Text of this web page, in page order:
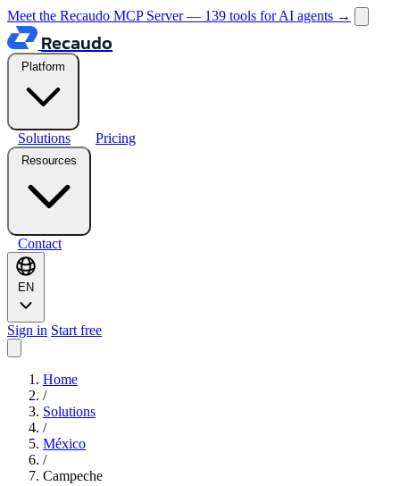
Meet the Recaudo MCP Server — 139 tools for AI agents →
Recaudo
Platform
Solutions Pricing
Resources
Contact
EN
Sign in Start free
Home
/
Solutions
/
México
/
Campeche